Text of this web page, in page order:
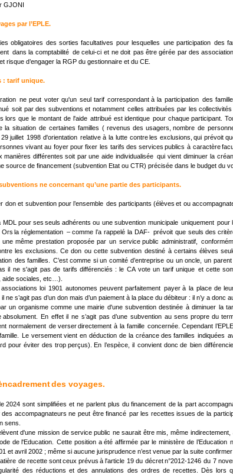
GJONI
par l’EPLE.
obligatoires des sorties facultatives pour lesquelles une participation des
dans la comptabilité de celui-ci et ne doit pas être gérée par des
risque d’engager la RGP du gestionnaire et du CE.
: tarif unique.
ne peut voter qu'un seul tarif correspondant à la participation des
soit par des subventions et notamment celles attribuées par les collectivités
lors que le montant de l'aide attribué est identique pour chaque participant.
la situation de certaines familles ( revenus des usagers, nombre de
29 juillet 1998 d'orientation relative à la lutte contre les exclusions, qui prévoit
vivant au foyer pour fixer les tarifs des services publics à caractère
manières différentes soit par une aide individualisée qui vient diminuer la
source de financement (subvention Etat ou CTR) précisée dans le budget du
ne concernant qu’une partie des participants.
don et subvention pour l’ensemble des participants (élèves et ou
MDL pour ses seuls adhérents ou une subvention municipale uniquement pour
Ors la réglementation – comme l’a rappelé la DAF- prévoit que seuls des
une même prestation proposée par un service public administratif,
les exclusions. Ce don ou cette subvention destiné à certains élèves
des familles. C’est comme si un comité d’entreprise ou un oncle, un parent
il ne s'agit pas de tarifs différenciés : le CA vote un tarif unique et cette
aide sociales, etc…).
associations loi 1901 autonomes peuvent parfaitement payer à la place de
ne s’agit pas d’un don mais d’un paiement à la place du débiteur : il n’y a donc
un organisme comme une mairie d'une subvention destinée à diminuer la
absolument. En effet il ne s’agit pas d’une subvention au sens propre du
normalement de verserdirectement à la famille concernée. Cependant l’EPLE
famille. Le versement vient en déduction de la créance des familles indiquées
pour éviter des trop perçus). En l’espèce, il convient donc de bien
des voyages.
2024 sont simplifiées et ne parlent plus du financement de la part
des accompagnateurs ne peut être financé par les recettes issues de la
sens.
d'une mission de service public ne saurait être mis, même indirectement,
de l'Education. Cette position a été affirmée par le ministère de l’Education
et avril 2002 ; même si aucune jurisprudence n’est venue par la suite
de recette sont ceux prévus à l'article 19 du décret n°2012-1246 du 7
des réductions et des annulations des ordres de recettes. Dès lors